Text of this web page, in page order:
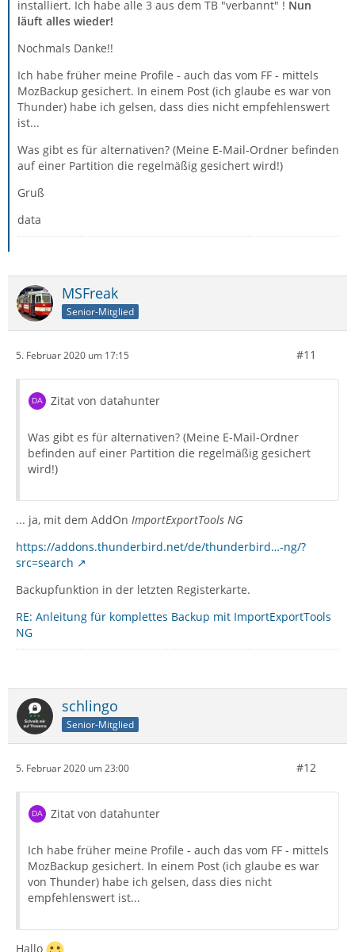
installiert. Ich habe alle 3 aus dem TB "verbannt" ! Nun
läuft alles wieder!
Nochmals Danke!!
Ich habe früher meine Profile - auch das vom FF - mittels
MozBackup gesichert. In einem Post (ich glaube es war von
Thunder) habe ich gelsen, dass dies nicht empfehlenswert
ist...
Was gibt es für alternativen? (Meine E-Mail-Ordner befinden
auf einer Partition die regelmäßig gesichert wird!)
Gruß
data
MSFreak
Senior-Mitglied
5. Februar 2020 um 17:15 #11
Zitat von datahunter
Was gibt es für alternativen? (Meine E-Mail-Ordner
befinden auf einer Partition die regelmäßig gesichert
wird!)
... ja, mit dem AddOn ImportExportTools NG
https://addons.thunderbird.net/de/thunderbird…-ng/?
src=search
Backupfunktion in der letzten Registerkarte.
RE: Anleitung für komplettes Backup mit ImportExportTools
NG
schlingo
Senior-Mitglied
5. Februar 2020 um 23:00 #12
Zitat von datahunter
Ich habe früher meine Profile - auch das vom FF - mittels
MozBackup gesichert. In einem Post (ich glaube es war
von Thunder) habe ich gelsen, dass dies nicht
empfehlenswert ist...
Hallo